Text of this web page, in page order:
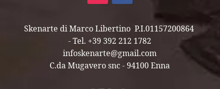
Skenarte di Marco Libertino P.I.01157200864
- Tel. +39 392 212 1782
infoskenarte@gmail.com
C.da Mugavero snc - 94100 Enna